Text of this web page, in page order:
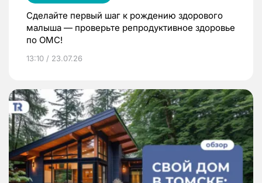
Сделайте первый шаг к рождению здорового
малыша — проверьте репродуктивное здоровье
по ОМС!
13:10 / 23.07.26